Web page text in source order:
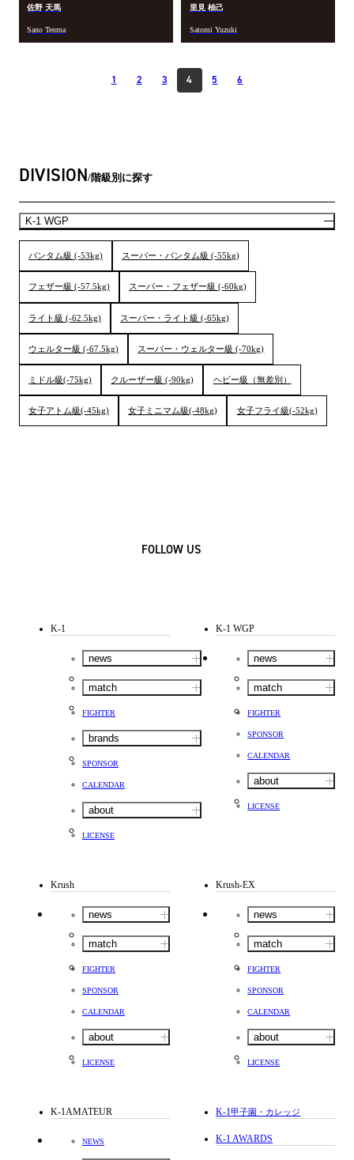
佐野 天馬
Sano Tenma
里見 柚己
Satomi Yuzuki
1 2 3 4 5 6
DIVISION 階級別に探す
K-1 WGP
バンタム級 (-53kg) スーパー・バンタム級 (-55kg)
フェザー級 (-57.5kg) スーパー・フェザー級 (-60kg)
ライト級 (-62.5kg) スーパー・ライト級 (-65kg)
ウェルター級 (-67.5kg) スーパー・ウェルター級 (-70kg)
ミドル級(-75kg) クルーザー級 (-90kg) ヘビー級（無差別）
女子アトム級(-45kg) 女子ミニマム級(-48kg) 女子フライ級(-52kg)
FOLLOW US
K-1
news
match
FIGHTER
brands
SPONSOR
CALENDAR
about
LICENSE
K-1 WGP
news
match
FIGHTER
SPONSOR
CALENDAR
about
LICENSE
Krush
news
match
FIGHTER
SPONSOR
CALENDAR
about
LICENSE
Krush-EX
news
match
FIGHTER
SPONSOR
CALENDAR
about
LICENSE
K-1AMATEUR
NEWS
K-1甲子園・カレッジ
K-1 AWARDS